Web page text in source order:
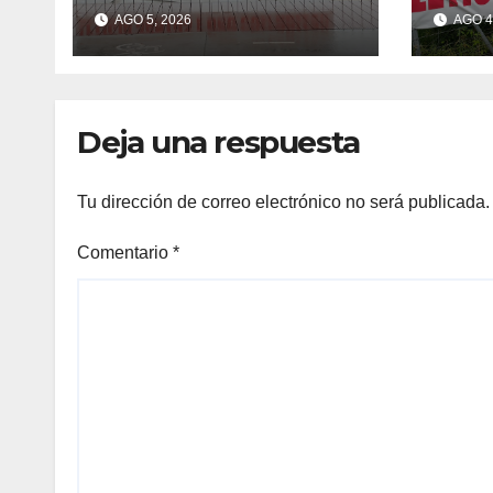
Leticia Santos de
poner en riesgo la
construcción de
AGO 5, 2026 AGO
Deja una respuesta
Tu dirección de correo electrónico no será publicada.
Comentario *